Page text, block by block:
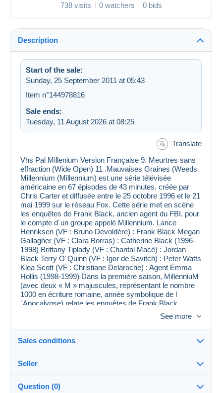
738 visits 0 watchers 0 bids
Description
Start of the sale:
Sunday, 25 September 2011 at 05:43
Item n°144978816
Sale ends:
Tuesday, 11 August 2026 at 08:25
Translate
Vhs Pal Millenium Version Française 9. Meurtres sans
effraction (Wide Open) 11 .Mauvaises Graines (Weeds
Millennium (Millennium) est une série télévisée
américaine en 67 épisodes de 43 minutes, créée par
Chris Carter et diffusée entre le 25 octobre 1996 et le 21
mai 1999 sur le réseau Fox. Cette série met en scène
les enquêtes de Frank Black, ancien agent du FBI, pour
le compte d´un groupe appelé Millennium. Lance
Henriksen (VF : Bruno Devoldère) : Frank Black Megan
Gallagher (VF : Clara Borras) : Catherine Black (1996-
1998) Brittany Tiplady (VF : Chantal Macé) : Jordan
Black Terry O´Quinn (VF : Igor de Savitch) : Peter Watts
Klea Scott (VF : Christiane Delaroche) : Agent Emma
Hollis (1998-1999) Dans la première saison, MillenniuM
(avec deux « M » majuscules, représentant le nombre
1000 en écriture romaine, année symbolique de l
´Apocalypse) relate les enquêtes de Frank Black,
ancien criminologue du FBI désormais retraité. Black
est affublé d´une caractéristique étrange qu´il appelle sa
« malédiction » (voir épisode : la malédiction de Frank
Black). En présence d´un lieu du crime, il a des visions
Installé à Seattle avec sa femme Catherine et sa fille
Jordan dans une paisible maison jaune, Frank Black
continue néanmoins ses enquêtes en tant que
See more
Sales conditions
Destination:
See the list of countries
Seller
Question (0)